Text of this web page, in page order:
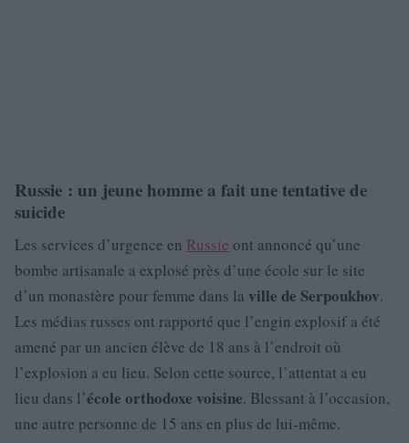
Russie : un jeune homme a fait une tentative de
suicide
Les services d’urgence en Russie ont annoncé qu’une
bombe artisanale a explosé près d’une école sur le site
d’un monastère pour femme dans la ville de Serpoukhov.
Les médias russes ont rapporté que l’engin explosif a été
amené par un ancien élève de 18 ans à l’endroit où
l’explosion a eu lieu. Selon cette source, l’attentat a eu
lieu dans l’école orthodoxe voisine. Blessant à l’occasion,
une autre personne de 15 ans en plus de lui-même.